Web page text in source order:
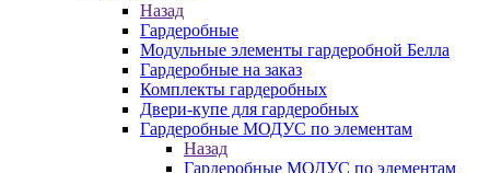
Назад
Гардеробные
Модульные элементы гардеробной Белла
Гардеробные на заказ
Комплекты гардеробных
Двери-купе для гардеробных
Гардеробные МОДУС по элементам
Назад
Гардеробные МОДУС по элементам